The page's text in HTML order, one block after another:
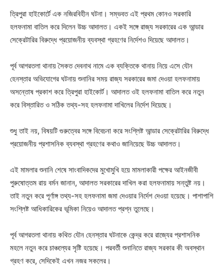
ত্রিপুরা হাইকোর্টে এক নজিরবিহীন ঘটনা। সম্ভবত এই প্রথম কোনও সরকারি
হলফনামা বাতিল করে দিলেন উচ্চ আদালত। একই সঙ্গে রাজ্য সরকারের এক আন্ডার
সেক্রেটারির বিরুদ্ধে প্রয়োজনীয় ব্যবস্থা গ্রহণের নির্দেশও দিয়েছে আদালত।
পূর্ব আগরতলা থানায় সৈকত দেবনাথ নামে এক ব্যক্তিকে থানায় নিয়ে এসে যৌন
হেনস্তার অভিযোগের ঘটনায় শুনানির সময় রাজ্য সরকারের জমা দেওয়া হলফনামায়
অসন্তোষ প্রকাশ করে ত্রিপুরা হাইকোর্ট। আদালত ওই হলফনামা বাতিল করে নতুন
করে বিস্তারিত ও সঠিক তথ্য-সহ হলফনামা দাখিলের নির্দেশ দিয়েছে।
শুধু তাই নয়, বিষয়টি গুরুত্বের সঙ্গে বিবেচনা করে সংশ্লিষ্ট আন্ডার সেক্রেটারির বিরুদ্ধে
প্রয়োজনীয় প্রশাসনিক ব্যবস্থা গ্রহণের কথাও জানিয়েছে উচ্চ আদালত।
এই মামলার শুনানি শেষে সাংবাদিকদের মুখোমুখি হয়ে মামলাকারী পক্ষের আইনজীবী
পুরুষোত্তম রায় বর্মন জানান, আদালত সরকারের দাখিল করা হলফনামায় সন্তুষ্ট নয়।
তাই নতুন করে পূর্ণাঙ্গ তথ্য-সহ হলফনামা জমা দেওয়ার নির্দেশ দেওয়া হয়েছে। পাশাপাশি
সংশ্লিষ্ট আধিকারিকের ভূমিকা নিয়েও আদালত প্রশ্ন তুলেছে।
পূর্ব আগরতলা থানায় কথিত যৌন হেনস্তার ঘটনাকে কেন্দ্র করে রাজ্যের প্রশাসনিক
মহলে নতুন করে চাঞ্চল্যের সৃষ্টি হয়েছে। পরবর্তী শুনানিতে রাজ্য সরকার কী অবস্থান
গ্রহণ করে, সেদিকেই এখন নজর সকলের।